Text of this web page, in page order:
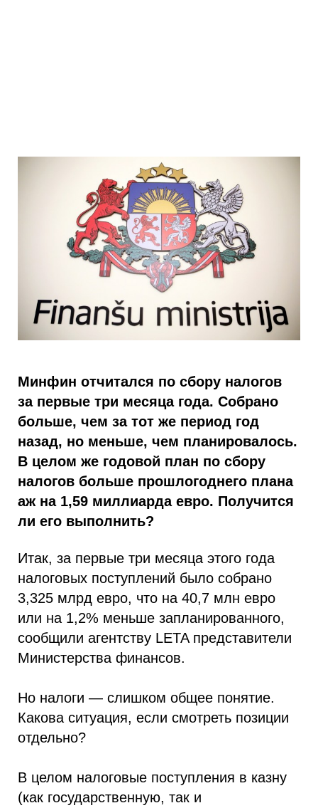
Минфин отчитался по сбору налогов
за первые три месяца года. Собрано
больше, чем за тот же период год
назад, но меньше, чем планировалось.
В целом же годовой план по сбору
налогов больше прошлогоднего плана
аж на 1,59 миллиарда евро. Получится
ли его выполнить?
Итак, за первые три месяца этого года
налоговых поступлений было собрано
3,325 млрд евро, что на 40,7 млн евро
или на 1,2% меньше запланированного,
сообщили агентству LETA представители
Министерства финансов.
Но налоги — слишком общее понятие.
Какова ситуация, если смотреть позиции
отдельно?
В целом налоговые поступления в казну
(как государственную, так и